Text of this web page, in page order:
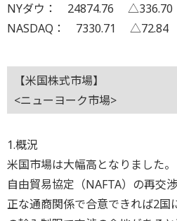
NYダウ： 24874.76 △336.70
NASDAQ： 7330.71 △72.84
【米国株式市場】
<ニューヨーク市場>
1.概況
米国市場は大幅高となりました
自由貿易協定（NAFTA）の再交
正な通商関係で合意できれば2国